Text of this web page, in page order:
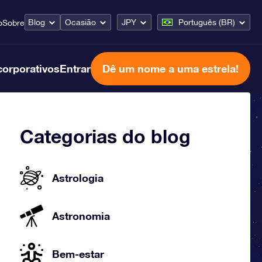
Sobre Blog Ocasião JPY Português (BR)
Entrar Dê um nome a uma estrela!
Categorias do blog
Astrologia
Astronomia
Bem-estar